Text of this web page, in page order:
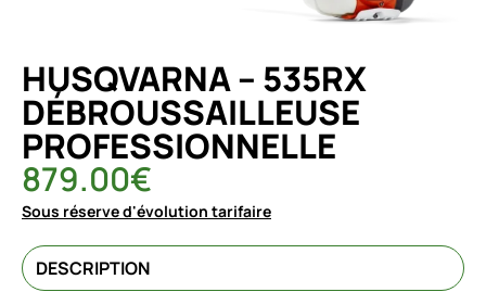
HUSQVARNA – 535RX
DÉBROUSSAILLEUSE
PROFESSIONNELLE
879.00€
Sous réserve d'évolution tarifaire
DESCRIPTION